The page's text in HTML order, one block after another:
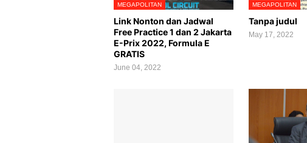
MEGAPOLITAN
Link Nonton dan Jadwal
Free Practice 1 dan 2 Jakarta
E-Prix 2022, Formula E
GRATIS
June 04, 2022
MEGAPOLITAN
Tanpa judul
May 17, 2022